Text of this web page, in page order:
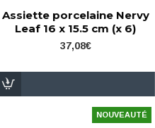
Assiette porcelaine Nervy
Leaf 16 x 15.5 cm (x 6)
37,08€
NOUVEAUTÉ